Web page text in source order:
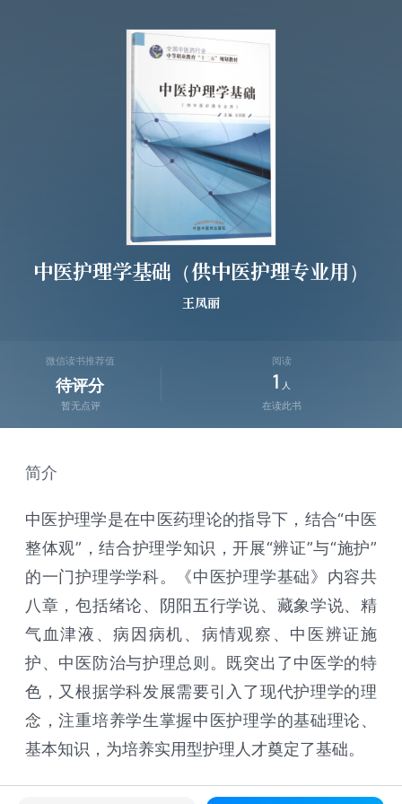
中医护理学基础（供中医护理专业用）
王凤丽
微信读书推荐值
待评分
暂无点评
阅读
1 人
在读此书
简介
中医护理学是在中医药理论的指导下，结合“中医
整体观”，结合护理学知识，开展“辨证”与“施护”
的一门护理学学科。《中医护理学基础》内容共
八章，包括绪论、阴阳五行学说、藏象学说、精
气血津液、病因病机、病情观察、中医辨证施
护、中医防治与护理总则。既突出了中医学的特
色，又根据学科发展需要引入了现代护理学的理
念，注重培养学生掌握中医护理学的基础理论、
基本知识，为培养实用型护理人才奠定了基础。